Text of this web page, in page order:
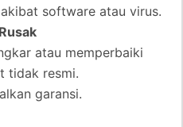
akibat software atau virus.
atau memperbaiki
tidak resmi.
garansi.